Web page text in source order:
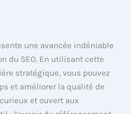
une avancée indéniable
du SEO. En utilisant cette
stratégique, vous pouvez
et améliorer la qualité de
et ouvert aux